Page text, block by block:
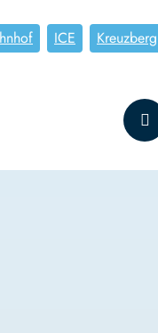
ICE Kreuzberg